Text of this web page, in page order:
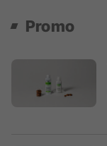
Promo